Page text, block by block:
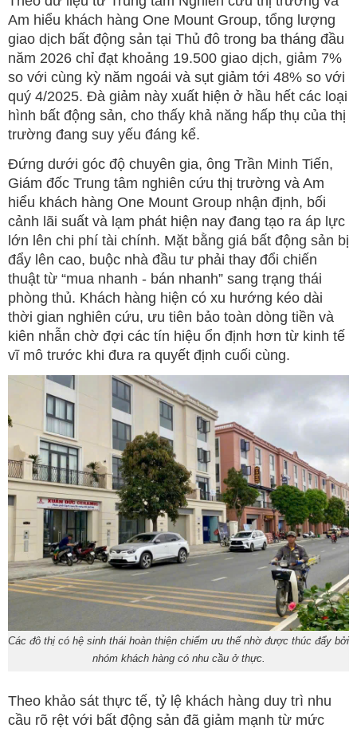
Am hiểu khách hàng One Mount Group, tổng lượng
giao dịch bất động sản tại Thủ đô trong ba tháng đầu
năm 2026 chỉ đạt khoảng 19.500 giao dịch, giảm 7%
so với cùng kỳ năm ngoái và sụt giảm tới 48% so với
quý 4/2025. Đà giảm này xuất hiện ở hầu hết các loại
hình bất động sản, cho thấy khả năng hấp thụ của thị
trường đang suy yếu đáng kể.
Đứng dưới góc độ chuyên gia, ông Trần Minh Tiến,
Giám đốc Trung tâm nghiên cứu thị trường và Am
hiểu khách hàng One Mount Group nhận định, bối
cảnh lãi suất và lạm phát hiện nay đang tạo ra áp lực
lớn lên chi phí tài chính. Mặt bằng giá bất động sản bị
đẩy lên cao, buộc nhà đầu tư phải thay đổi chiến
thuật từ “mua nhanh - bán nhanh” sang trạng thái
phòng thủ. Khách hàng hiện có xu hướng kéo dài
thời gian nghiên cứu, ưu tiên bảo toàn dòng tiền và
kiên nhẫn chờ đợi các tín hiệu ổn định hơn từ kinh tế
vĩ mô trước khi đưa ra quyết định cuối cùng.
Các đô thị có hệ sinh thái hoàn thiện chiếm ưu thế nhờ được thúc đẩy bởi
nhóm khách hàng có nhu cầu ở thực.
Theo khảo sát thực tế, tỷ lệ khách hàng duy trì nhu
cầu rõ rệt với bất động sản đã giảm mạnh từ mức